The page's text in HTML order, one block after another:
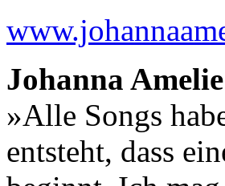
Johanna
»Alle Songs
entsteht, dass